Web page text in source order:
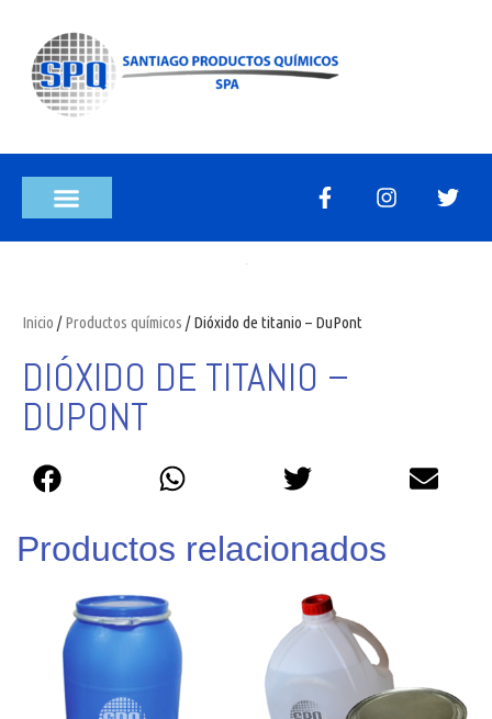
Inicio /Productos químicos / Dióxido de titanio – DuPont
DIÓXIDO DE TITANIO –
DUPONT
Productos relacionados